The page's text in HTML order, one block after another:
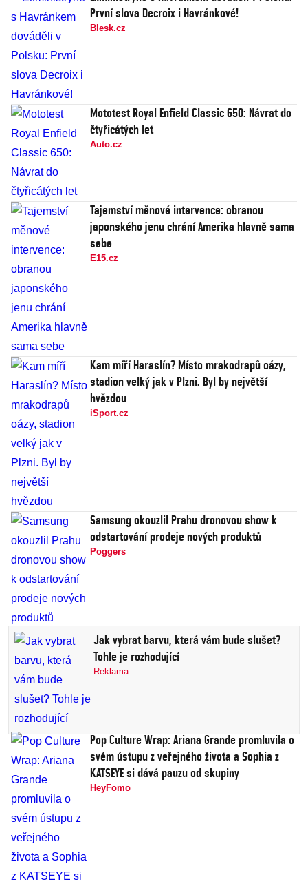
První slova Decroix i Havránkové!
Blesk.cz
Mototest Royal Enfield Classic 650: Návrat do
čtyřicátých let
Auto.cz
Tajemství měnové intervence: obranou
japonského jenu chrání Amerika hlavně sama
sebe
E15.cz
Kam míří Haraslín? Místo mrakodrapů oázy,
stadion velký jak v Plzni. Byl by největší
hvězdou
iSport.cz
Samsung okouzlil Prahu dronovou show k
odstartování prodeje nových produktů
Poggers
Jak vybrat barvu, která vám bude slušet?
Tohle je rozhodující
Reklama
Pop Culture Wrap: Ariana Grande promluvila o
svém ústupu z veřejného života a Sophia z
KATSEYE si dává pauzu od skupiny
HeyFomo